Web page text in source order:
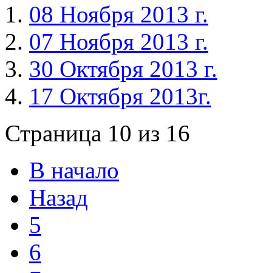
08 Ноября 2013 г.
07 Ноября 2013 г.
30 Октября 2013 г.
17 Октября 2013г.
Страница 10 из 16
В начало
Назад
5
6